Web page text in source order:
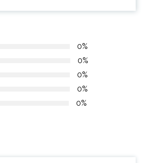
0%
0%
0%
0%
0%